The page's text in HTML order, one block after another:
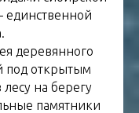
деревянного
под открытым
на берегу
памятники